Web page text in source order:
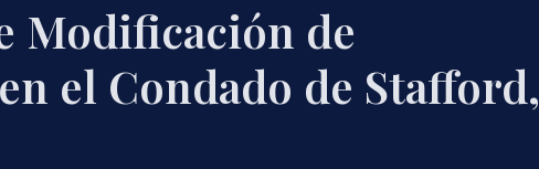
Modificación de
el Condado de Stafford,